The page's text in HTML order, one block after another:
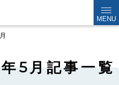
MENU
5月記事一覧